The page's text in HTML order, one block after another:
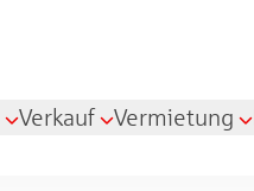
Verkauf Vermietung